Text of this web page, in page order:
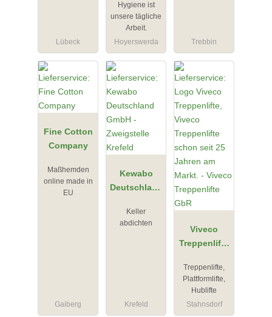
Lübeck
Hygiene
Hygiene ist
unsere tägliche
Arbeit.
Hoyerswerda
Trebbin
Fine Cotton
Company
Maßhemden
online made in
EU
Gaiberg
Kewabo
Deutschland
Zweigstelle
Krefeld
Keller
abdichten
Krefeld
Viveco
Treppenlifte
Treppenlifte,
Plattformlifte,
Hublifte
Stahnsdorf